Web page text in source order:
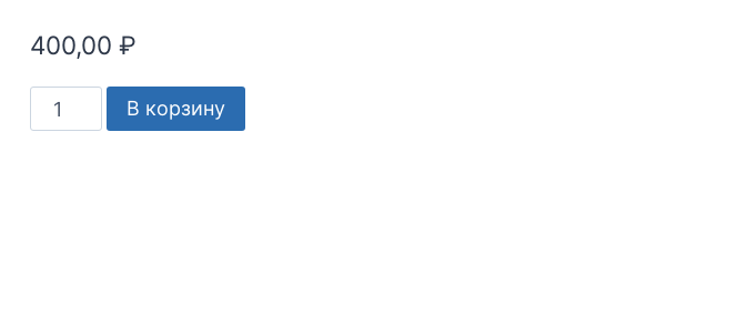
400,00 ₽
Количество
товара
В корзину